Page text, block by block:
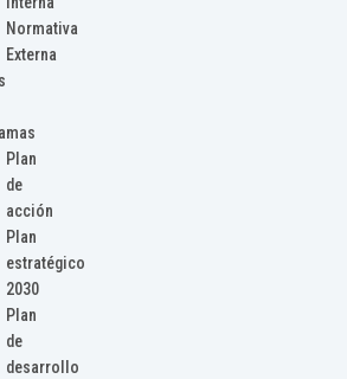
Normativa
Externa
Plan
de
acción
Plan
estratégico
2030
Plan
de
desarrollo